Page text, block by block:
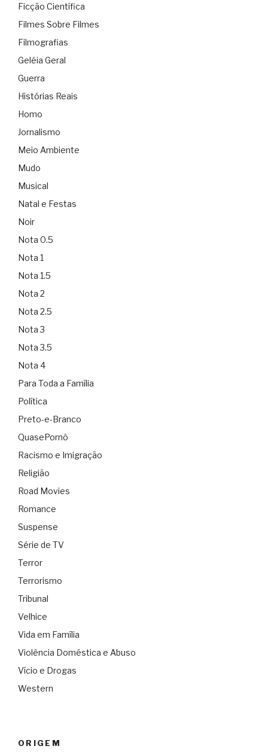
Ficção Científica
Filmes Sobre Filmes
Filmografias
Geléia Geral
Guerra
Histórias Reais
Homo
Jornalismo
Meio Ambiente
Mudo
Musical
Natal e Festas
Noir
Nota 0.5
Nota 1
Nota 1.5
Nota 2
Nota 2.5
Nota 3
Nota 3.5
Nota 4
Para Toda a Família
Política
Preto-e-Branco
QuasePornô
Racismo e Imigração
Religião
Road Movies
Romance
Suspense
Série de TV
Terror
Terrorismo
Tribunal
Velhice
Vida em Família
Violência Doméstica e Abuso
Vício e Drogas
Western
ORIGEM